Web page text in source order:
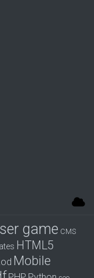
game CMS
HTML5
Mobile